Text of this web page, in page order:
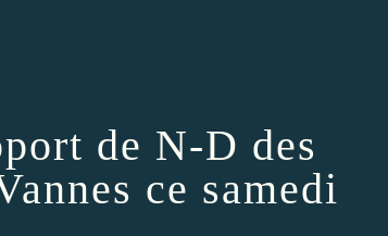
de N-D des
ce samedi